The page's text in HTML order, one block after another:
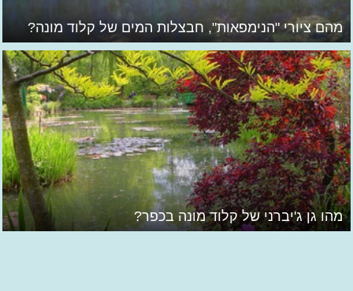
מהם ציורי "הנימפאות", חבצלות המים של קלוד מונה?
מהו גן ג'יברני של קלוד מונה בכפר?